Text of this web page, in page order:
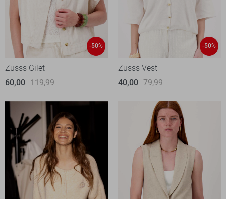
-50%
Zusss Gilet
60,00 119,99
-50%
Zusss Vest
40,00 79,99